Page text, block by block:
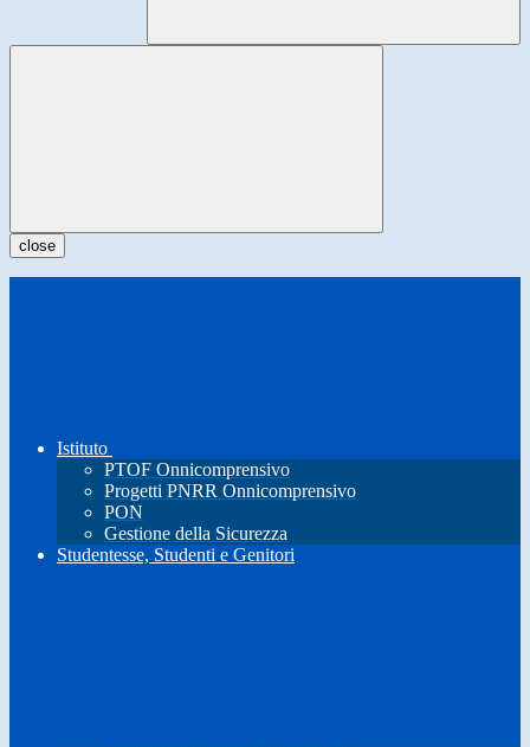
close
Istituto
PTOF Onnicomprensivo
Progetti PNRR Onnicomprensivo
PON
Gestione della Sicurezza
Studentesse, Studenti e Genitori